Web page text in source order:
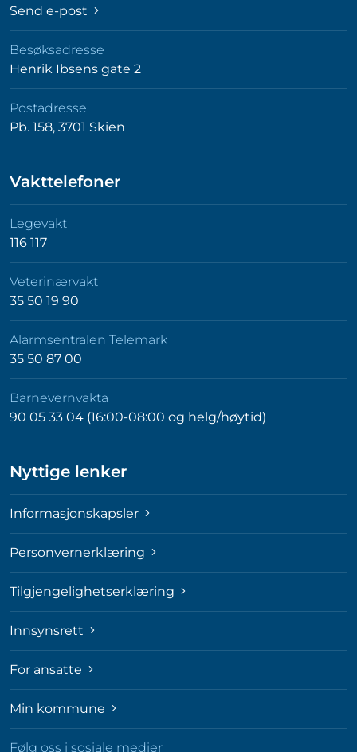
Send e-post
Besøksadresse
Henrik Ibsens gate 2
Postadresse
Pb. 158, 3701 Skien
Vakttelefoner
Legevakt
116 117
Veterinærvakt
35 50 19 90
Alarmsentralen Telemark
35 50 87 00
Barnevernvakta
90 05 33 04 (16:00-08:00 og helg/høytid)
Nyttige lenker
Informasjonskapsler
Personvernerklæring
Tilgjengelighetserklæring
Innsynsrett
For ansatte
Min kommune
Følg oss i sosiale medier